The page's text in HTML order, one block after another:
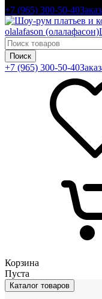
+7 (965) 300-50-40
olalafason (олалафасон)
Поиск
+7 (965) 300-50-40
Корзина
Пуста
Каталог товаров